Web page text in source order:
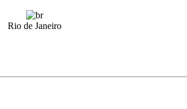
Rio de Janeiro